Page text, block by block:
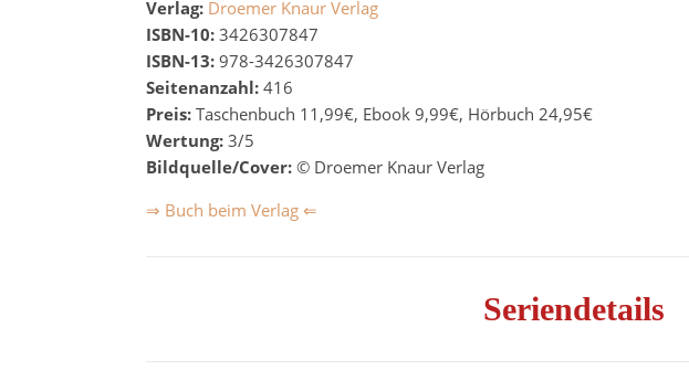
Verlag: Droemer Knaur Verlag
ISBN-10: 3426307847
ISBN-13: 978-3426307847
Seitenanzahl: 416
Preis: Taschenbuch 11,99€, Ebook 9,99€, Hörbuch 24,95€
Wertung: 3/5
Bildquelle/Cover: © Droemer Knaur Verlag
⇒ Buch beim Verlag ⇐
Seriendetails